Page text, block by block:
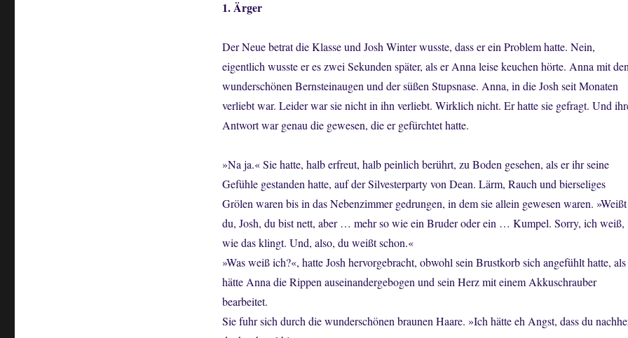
1. Ärger
Der Neue betrat die Klasse und Josh Winter wusste, dass er ein Problem hatte. Nein,
eigentlich wusste er es zwei Sekunden später, als er Anna leise keuchen hörte. Anna mit
wunderschönen Bernsteinaugen und der süßen Stupsnase. Anna, in die Josh seit Monaten
verliebt war. Leider war sie nicht in ihn verliebt. Wirklich nicht. Er hatte sie gefragt. Und
Antwort war genau die gewesen, die er gefürchtet hatte.
»Na ja.« Sie hatte, halb erfreut, halb peinlich berührt, zu Boden gesehen, als er ihr seine
Gefühle gestanden hatte, auf der Silvesterparty von Dean. Lärm, Rauch und bierseliges
Grölen waren bis in das Nebenzimmer gedrungen, in dem sie allein gewesen waren. »Weißt
du, Josh, du bist nett, aber … mehr so wie ein Bruder oder ein … Kumpel. Sorry, ich weiß,
wie das klingt. Und, also, du weißt schon.«
»Was weiß ich?«, hatte Josh hervorgebracht, obwohl sein Brustkorb sich angefühlt hatte, als
hätte Anna die Rippen auseinandergebogen und sein Herz mit einem Akkuschrauber
bearbeitet.
Sie fuhr sich durch die wunderschönen braunen Haare. »Ich hätte eh Angst, dass du